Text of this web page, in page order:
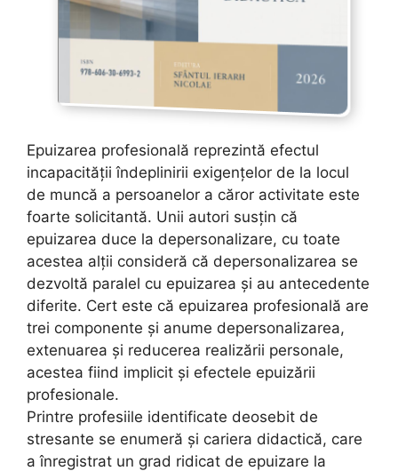
Epuizarea profesională reprezintă efectul
incapacității îndeplinirii exigențelor de la locul
de muncă a persoanelor a căror activitate este
foarte solicitantă. Unii autori susțin că
epuizarea duce la depersonalizare, cu toate
acestea alții consideră că depersonalizarea se
dezvoltă paralel cu epuizarea și au antecedente
diferite. Cert este că epuizarea profesională are
trei componente și anume depersonalizarea,
extenuarea și reducerea realizării personale,
acestea fiind implicit și efectele epuizării
profesionale.
Printre profesiile identificate deosebit de
stresante se enumeră și cariera didactică, care
a înregistrat un grad ridicat de epuizare la